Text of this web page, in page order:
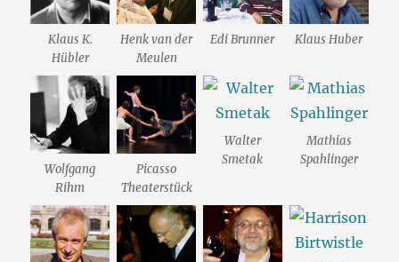
Klaus K.
Hübler
Henk van der
Meulen
Edi Brunner Klaus Huber
Wolfgang
Rihm
Picasso
Theaterstück
Walter
Smetak
Mathias
Spahlinger